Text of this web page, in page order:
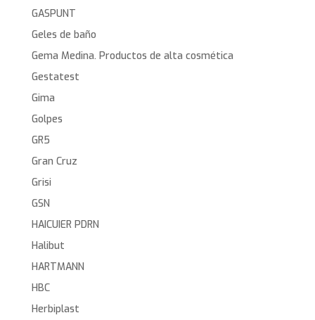
GASPUNT
Geles de baño
Gema Medina. Productos de alta cosmética
Gestatest
Gima
Golpes
GR5
Gran Cruz
Grisi
GSN
HAICUIER PDRN
Halibut
HARTMANN
HBC
Herbiplast